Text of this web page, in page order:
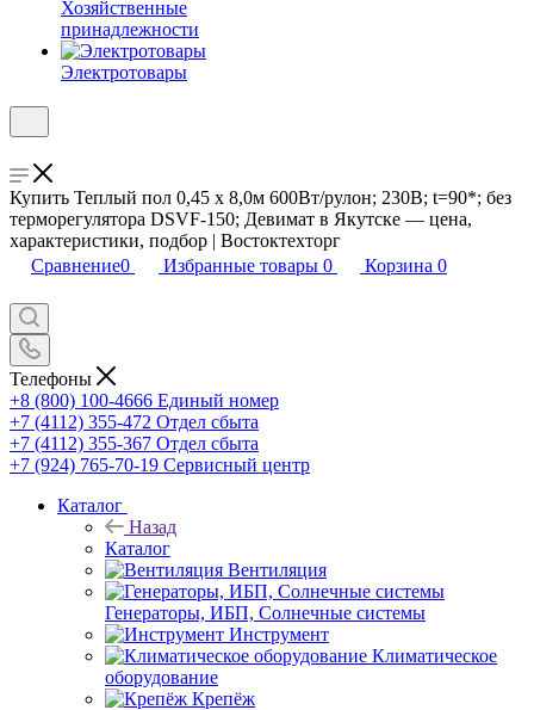
Хозяйственные
принадлежности
Электротовары
Купить Теплый пол 0,45 х 8,0м 600Вт/рулон; 230В; t=90*; без
терморегулятора DSVF-150; Девимат в Якутске — цена,
характеристики, подбор | Востоктехторг
Сравнение0 Избранные товары 0 Корзина 0
Телефоны
+8 (800) 100-4666 Единый номер
+7 (4112) 355-472 Отдел сбыта
+7 (4112) 355-367 Отдел сбыта
+7 (924) 765-70-19 Сервисный центр
Каталог
Назад
Каталог
Вентиляция
Генераторы, ИБП, Солнечные системы
Инструмент
Климатическое
оборудование
Крепёж